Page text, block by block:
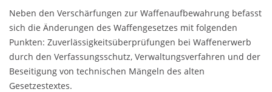
Neben den Verschärfungen zur Waffenaufbewahrung befasst
sich die Änderungen des Waffengesetzes mit folgenden
Punkten: Zuverlässigkeitsüberprüfungen bei Waffenerwerb
durch den Verfassungsschutz, Verwaltungsverfahren und der
Beseitigung von technischen Mängeln des alten
Gesetzestextes.